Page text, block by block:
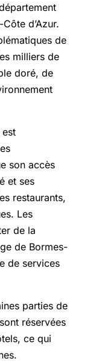
d’Azur.
de
milliers de
doré, de
son accès
et ses
restaurants,
Les
de la
de Bormes-
de services
parties de
réservées
ce qui